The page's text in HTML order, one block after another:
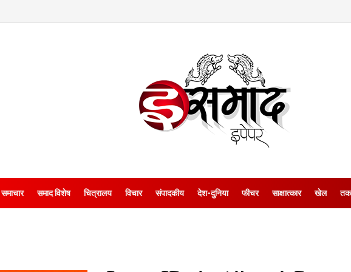
समाचार समाद विशेष चित्रालय विचार संपादकीय देश-दुनिया फीचर साक्षात्‍कार खेल